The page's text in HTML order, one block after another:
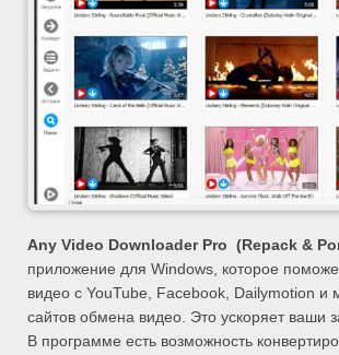
Any Video Downloader Pro (Repack &
приложение для Windows, которое
видео с YouTube, Facebook, Dailymotion и
сайтов обмена видео. Это ускоряет ваши
В программе есть возможность